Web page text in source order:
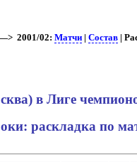
2001/02: Матчи| Состав|
в Лиге
раскладка по